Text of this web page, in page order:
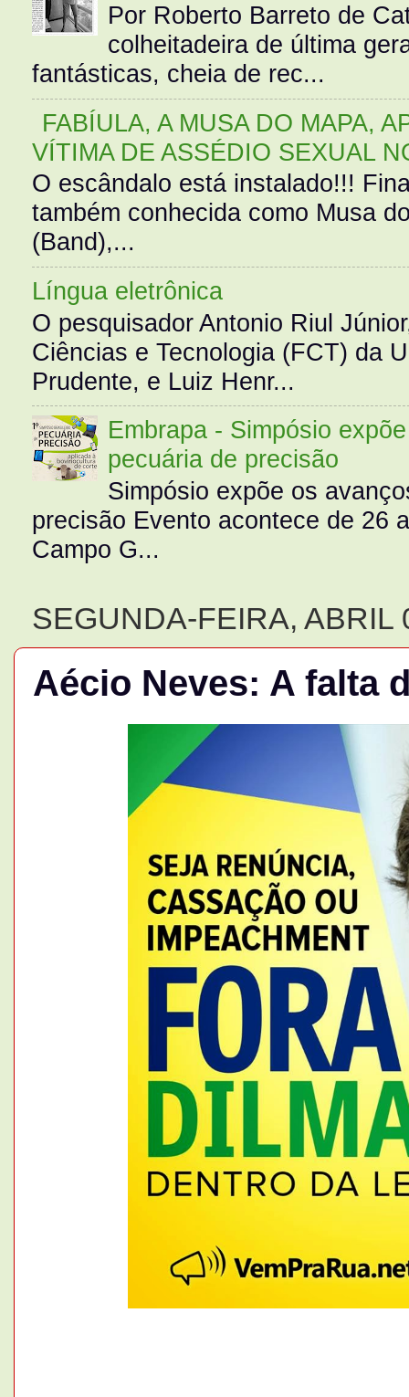
Por Roberto Barreto de
colheitadeira de última
fantásticas, cheia de rec...
FABÍULA, A MUSA DO MAPA,
VÍTIMA DE ASSÉDIO SEXUAL
O escândalo está instalado!!!
também conhecida como Musa
(Band),...
Língua eletrônica
O pesquisador Antonio Riul
Ciências e Tecnologia (FCT) da
Prudente, e Luiz Henr...
Embrapa - Simpósio
pecuária de precisão
Simpósio expõe os
precisão Evento acontece de 26
Campo G...
SEGUNDA-FEIRA, ABRIL
Aécio Neves: A falta